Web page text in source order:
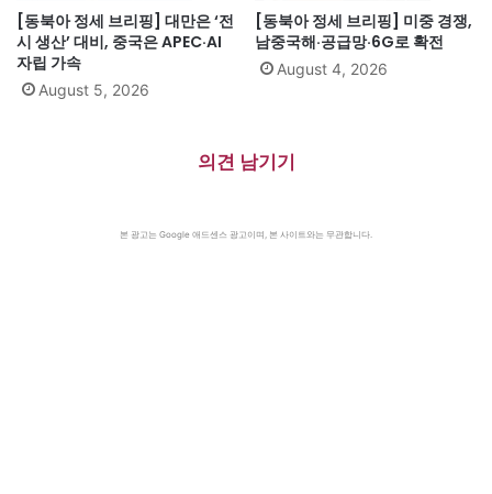
[동북아 정세 브리핑] 대만은 ‘전
시 생산’ 대비, 중국은 APEC·AI
자립 가속
August 5, 2026
[동북아 정세 브리핑] 미중 경쟁,
남중국해·공급망·6G로 확전
August 4, 2026
의견 남기기
본 광고는 Google 애드센스 광고이며, 본 사이트와는 무관합니다.